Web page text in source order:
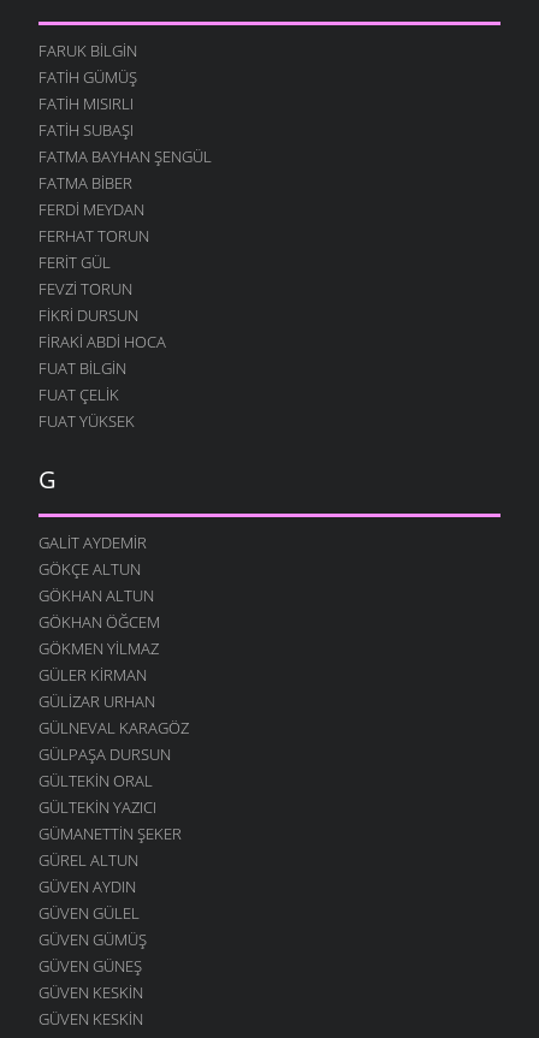
FARUK BILGIN
FATIH GÜMÜŞ
FATIH MISIRLI
FATIH SUBAŞI
FATMA BAYHAN ŞENGÜL
FATMA BIBER
FERDI MEYDAN
FERHAT TORUN
FERIT GÜL
FEVZI TORUN
FIKRI DURSUN
FIRAKI ABDI HOCA
FUAT BILGIN
FUAT ÇELIK
FUAT YÜKSEK
G
GALIT AYDEMIR
GÖKÇE ALTUN
GÖKHAN ALTUN
GÖKHAN ÖĞCEM
GÖKMEN YILMAZ
GÜLER KIRMAN
GÜLIZAR URHAN
GÜLNEVAL KARAGÖZ
GÜLPAŞA DURSUN
GÜLTEKIN ORAL
GÜLTEKIN YAZICI
GÜMANETTIN ŞEKER
GÜREL ALTUN
GÜVEN AYDIN
GÜVEN GÜLEL
GÜVEN GÜMÜŞ
GÜVEN GÜNEŞ
GÜVEN KESKIN
GÜVEN KESKIN